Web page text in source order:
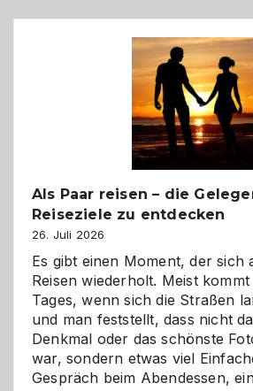
Als Paar reisen – die
Reiseziele zu entdecken
26. Juli 2026
Es gibt einen Moment, der sich
Reisen wiederholt. Meist
Tages, wenn sich die Straßen
und man feststellt, dass nicht
Denkmal oder das schönste
war, sondern etwas viel
Gespräch beim Abendessen,